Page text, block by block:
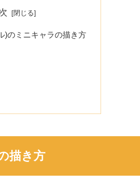
)のミニキャラの描き方
描き方